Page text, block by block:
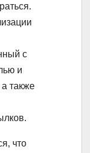
с
и
также
что